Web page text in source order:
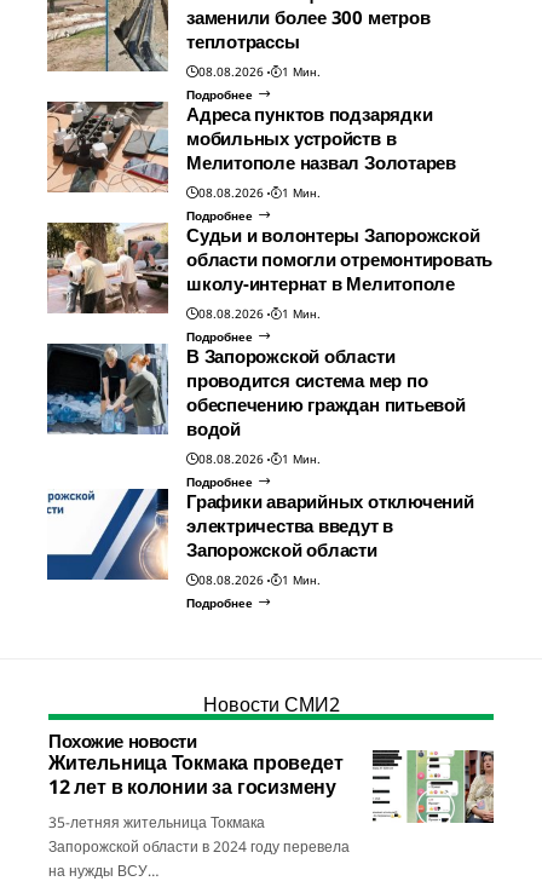
заменили более 300 метров
теплотрассы
08.08.2026
1 Мин.
Подробнее
Адреса пунктов подзарядки
мобильных устройств в
Мелитополе назвал Золотарев
08.08.2026
1 Мин.
Подробнее
Судьи и волонтеры Запорожской
области помогли отремонтировать
школу-интернат в Мелитополе
08.08.2026
1 Мин.
Подробнее
В Запорожской области
проводится система мер по
обеспечению граждан питьевой
водой
08.08.2026
1 Мин.
Подробнее
Графики аварийных отключений
электричества введут в
Запорожской области
08.08.2026
1 Мин.
Подробнее
Новости СМИ2
Похожие новости
Жительница Токмака проведет
12 лет в колонии за госизмену
35-летняя жительница Токмака
Запорожской области в 2024 году перевела
на нужды ВСУ…